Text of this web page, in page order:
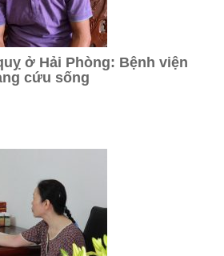
ở Hải Phòng: Bệnh viện
cứu sống